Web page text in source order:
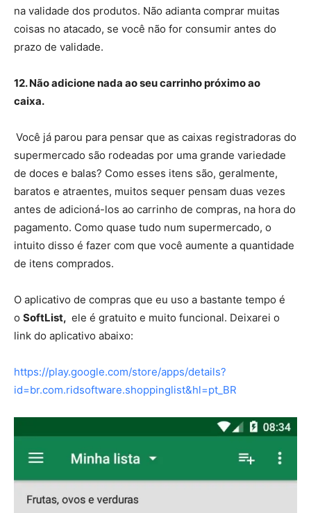
na validade dos produtos. Não adianta comprar muitas
coisas no atacado, se você não for consumir antes do
prazo de validade.
12. Não adicione nada ao seu carrinho próximo ao
caixa.
Você já parou para pensar que as caixas registradoras do
supermercado são rodeadas por uma grande variedade
de doces e balas? Como esses itens são, geralmente,
baratos e atraentes, muitos sequer pensam duas vezes
antes de adicioná-los ao carrinho de compras, na hora do
pagamento. Como quase tudo num supermercado, o
intuito disso é fazer com que você aumente a quantidade
de itens comprados.
O aplicativo de compras que eu uso a bastante tempo é
o SoftList, ele é gratuito e muito funcional. Deixarei o
link do aplicativo abaixo:
https://play.google.com/store/apps/details?
id=br.com.ridsoftware.shoppinglist&hl=pt_BR